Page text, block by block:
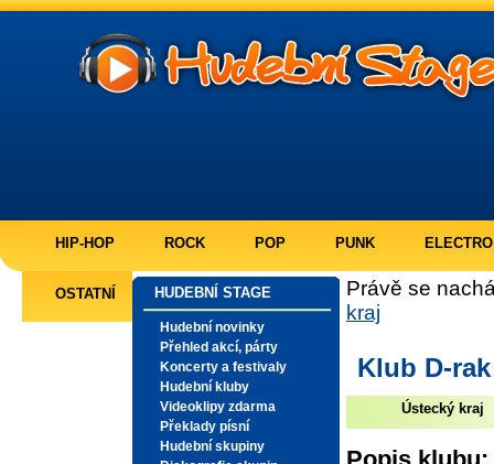
HIP-HOP ROCK POP PUNK ELECTRO
OSTATNÍ HUDEBNÍ STAGE
Hudební novinky
Přehled akcí, párty
Koncerty a festivaly
Hudební kluby
Videoklipy zdarma
Překlady písní
Hudební skupiny
Právě se
kraj
Klub D-rak
Ústecký kraj